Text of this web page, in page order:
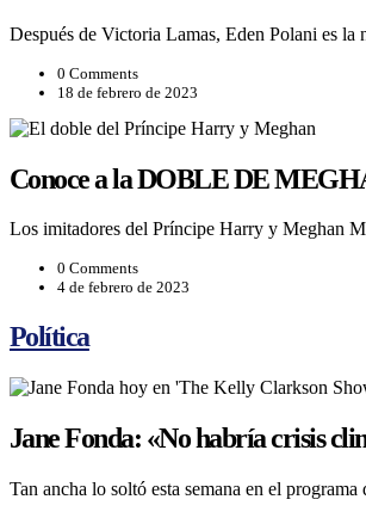
Después de Victoria Lamas, Eden Polani es
0 Comments
18 de febrero de 2023
Conoce a la DOBLE DE
Los imitadores del Príncipe Harry y Meghan
0 Comments
4 de febrero de 2023
Política
Jane Fonda: «No habría crisis
Tan ancha lo soltó esta semana en el